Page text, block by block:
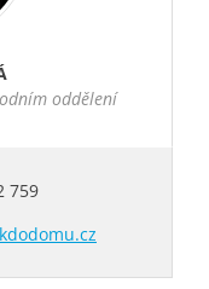
oddělení
759